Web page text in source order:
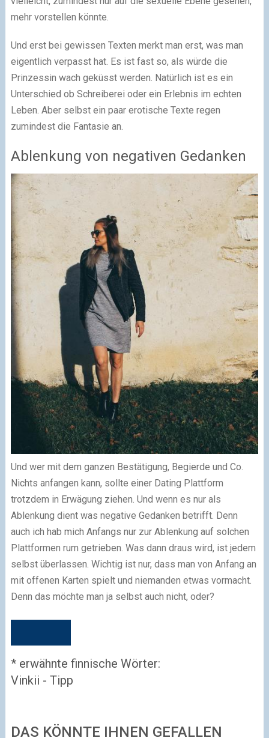
mehr vorstellen könnte.
Und erst bei gewissen Texten merkt man erst, was man
eigentlich verpasst hat. Es ist fast so, als würde die
Prinzessin wach geküsst werden. Natürlich ist es ein
Unterschied ob Schreiberei oder ein Erlebnis im echten
Leben. Aber selbst ein paar erotische Texte regen
zumindest die Fantasie an.
Ablenkung von negativen Gedanken
Und wer mit dem ganzen Bestätigung, Begierde und Co.
Nichts anfangen kann, sollte einer Dating Plattform
trotzdem in Erwägung ziehen. Und wenn es nur als
Ablenkung dient was negative Gedanken betrifft. Denn
auch ich hab mich Anfangs nur zur Ablenkung auf solchen
Plattformen rum getrieben. Was dann draus wird, ist jedem
selbst überlassen. Wichtig ist nur, dass man von Anfang an
mit offenen Karten spielt und niemanden etwas vormacht.
Denn das möchte man ja selbst auch nicht, oder?
* erwähnte finnische Wörter:
Vinkii - Tipp
DAS KÖNNTE IHNEN GEFALLEN